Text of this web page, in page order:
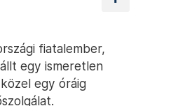
fiatalember,
egy ismeretlen
egy óráig